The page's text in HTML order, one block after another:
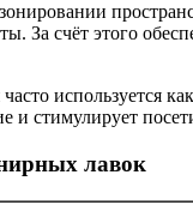
За счёт этого
используется
стимулирует
лавок